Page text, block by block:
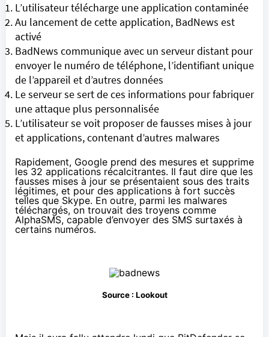
L’utilisateur télécharge une application contaminée
Au lancement de cette application, BadNews est
activé
BadNews communique avec un serveur distant pour
envoyer le numéro de téléphone, l’identifiant unique
de l’appareil et d’autres données
Le serveur se sert de ces informations pour fabriquer
une attaque plus personnalisée
L’utilisateur se voit proposer de fausses mises à jour
et applications, contenant d’autres malwares
Rapidement, Google prend des mesures et supprime
les 32 applications récalcitrantes. Il faut dire que les
fausses mises à jour se présentaient sous des traits
légitimes, et pour des applications à fort succès
telles que Skype. En outre, parmi les malwares
téléchargés, on trouvait des troyens comme
AlphaSMS, capable d’envoyer des SMS surtaxés à
certains numéros.
Source : Lookout